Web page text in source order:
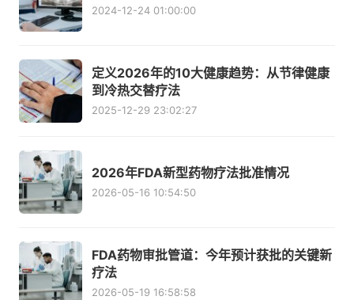
2024-12-24 01:00:00
定义2026年的10大健康趋势：从节律健康
到冷热交替疗法
2025-12-29 23:02:27
2026年FDA新型药物疗法批准情况
2026-05-16 10:54:50
FDA药物审批管道：今年预计获批的关键新
疗法
2026-05-19 16:58:58